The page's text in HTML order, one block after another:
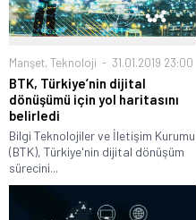
Manşet, Teknoloji 31.01.2019 23:00
BTK, Türkiye’nin dijital
dönüşümü için yol haritasını
belirledi
Bilgi Teknolojiler ve İletişim Kurumu
(BTK), Türkiye'nin dijital dönüşüm
sürecini...